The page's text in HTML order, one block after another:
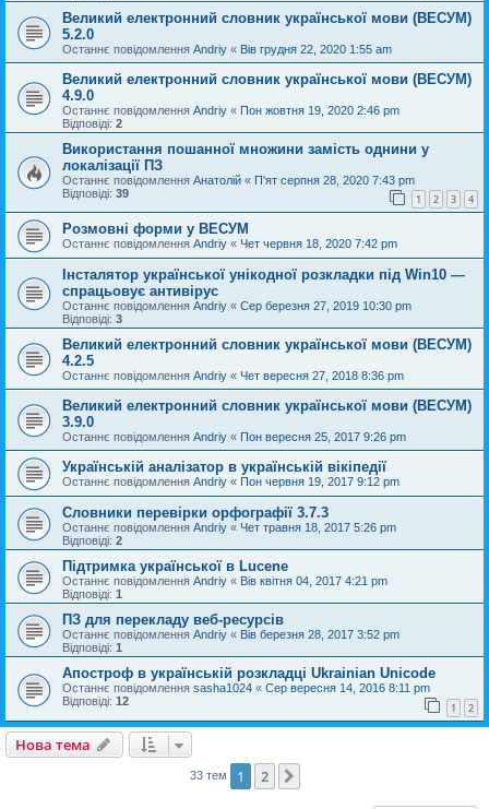
Великий електронний словник української мови (ВЕСУМ)
5.2.0
Останнє повідомлення Andriy « Вів грудня 22, 2020 1:55 am
Великий електронний словник української мови (ВЕСУМ)
4.9.0
Останнє повідомлення Andriy « Пон жовтня 19, 2020 2:46 pm
Відповіді: 2
Використання пошанної множини замість однини у
локалізації ПЗ
Останнє повідомлення Анатолій « П'ят серпня 28, 2020 7:43 pm
Відповіді: 39 1 2 3 4
Розмовні форми у ВЕСУМ
Останнє повідомлення Andriy « Чет червня 18, 2020 7:42 pm
Інсталятор української унікодної розкладки під Win10 —
спрацьовує антивірус
Останнє повідомлення Andriy « Сер березня 27, 2019 10:30 pm
Відповіді: 3
Великий електронний словник української мови (ВЕСУМ)
4.2.5
Останнє повідомлення Andriy « Чет вересня 27, 2018 8:36 pm
Великий електронний словник української мови (ВЕСУМ)
3.9.0
Останнє повідомлення Andriy « Пон вересня 25, 2017 9:26 pm
Українській аналізатор в українській вікіпедії
Останнє повідомлення Andriy « Пон червня 19, 2017 9:12 pm
Словники перевірки орфографії 3.7.3
Останнє повідомлення Andriy « Чет травня 18, 2017 5:26 pm
Відповіді: 2
Підтримка української в Lucene
Останнє повідомлення Andriy « Вів квітня 04, 2017 4:21 pm
Відповіді: 1
ПЗ для перекладу веб-ресурсів
Останнє повідомлення Andriy « Вів березня 28, 2017 3:52 pm
Відповіді: 1
Апостроф в українській розкладці Ukrainian Unicode
Останнє повідомлення sasha1024 « Сер вересня 14, 2016 8:11 pm
Відповіді: 12 1 2
Нова тема
33 тем 1 2